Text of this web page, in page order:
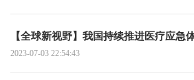
【全球新视野】我国持续推进医疗应急
2023-07-03 22:54:43